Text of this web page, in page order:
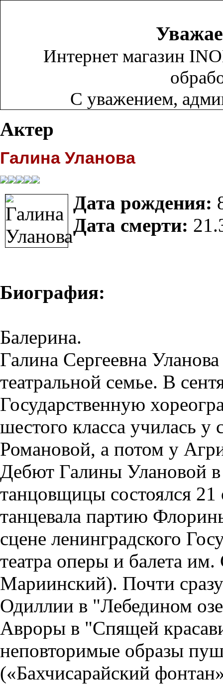
Интернет магазин
С уважением,
Актер
Галина Уланова
Дата рождения:
Дата смерти:
Биография:
Балерина.
Галина Сергеевна
театральной семье. В
Государственную
шестого класса училась
Романовой, а потом у
Дебют Галины Улановой в
танцовщицы состоялся 21
танцевала партию
сцене ленинградского
театра оперы и балета
Мариинский). Почти
Одиллии в "Лебедином
Авроры в "Спящей
неповторимые образы
(«Бахчисарайский